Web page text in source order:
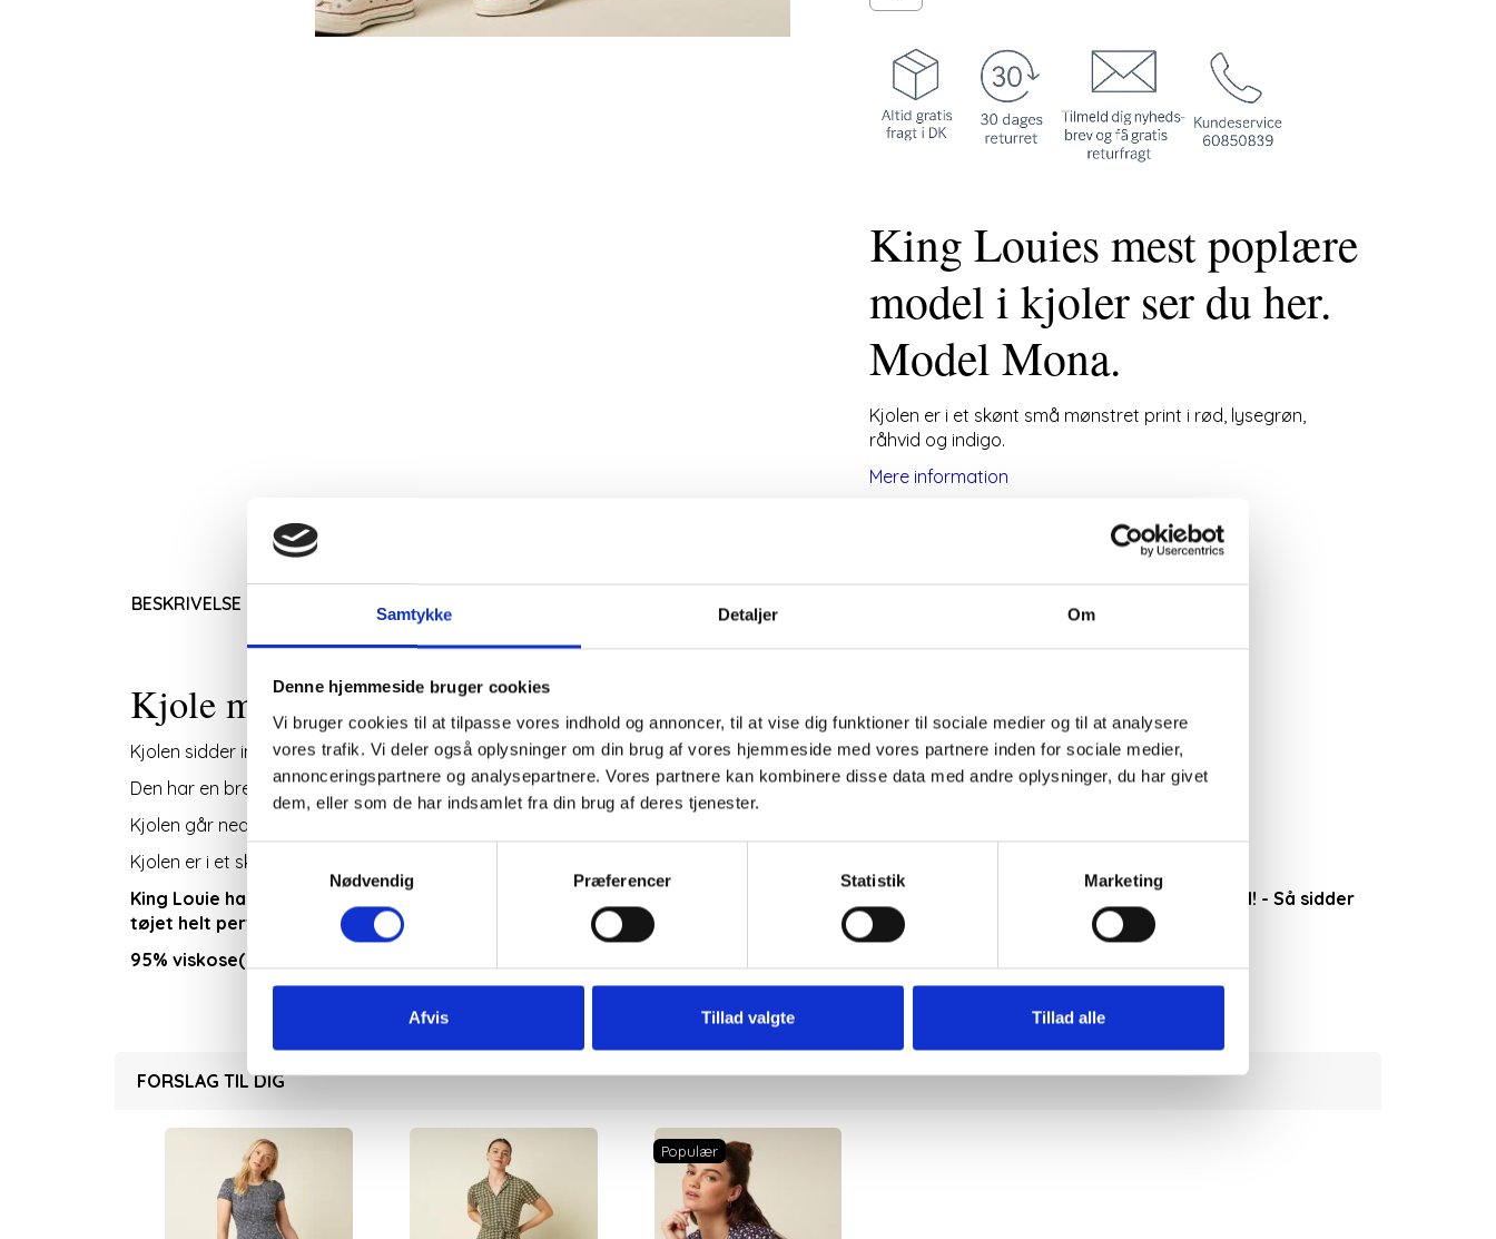
Samtykke Detaljer Om
Denne hjemmeside bruger cookies
Vi bruger cookies til at tilpasse vores indhold og annoncer, til at vise dig funktioner til sociale medier og til at analysere
vores trafik. Vi deler også oplysninger om din brug af vores hjemmeside med vores partnere inden for sociale medier,
annonceringspartnere og analysepartnere. Vores partnere kan kombinere disse data med andre oplysninger, du har givet
dem, eller som de har indsamlet fra din brug af deres tjenester.
Samtykkevalg
Nødvendig
Præferencer Statistik Marketing
Afvis Tillad valgte Tillad alle
King Louies mest poplære
model i kjoler ser du her.
Model Mona.
Kjolen er i et skønt små mønstret print i rød, lysegrøn,
råhvid og indigo.
Mere information
BESKRIVELSE
Kjole med rund hals og korte ærmer.
Kjolen sidder ind til kroppen.
Den har en bred kant ved taljen og en skrålomme i hver side.
Kjolen går ned til lige over knæet.
Kjolen er i et skønt små mønstret grafisk print i rød, lysegrøn, råhvid og indigo.
King Louie har ry for at være småt i størrelsen, der for skal du vælge en størrelse større end du sædvanligt bruger i denne model! - Så sidder
tøjet helt perfekt.
95% viskose(EcoVero) og 5% elastan Kan vaskes i maskine på 30 grader skånsomt.
FORSLAG TIL DIG
Populær